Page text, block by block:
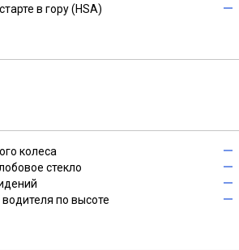
в гору (HSA)
колеса
стекло
по высоте